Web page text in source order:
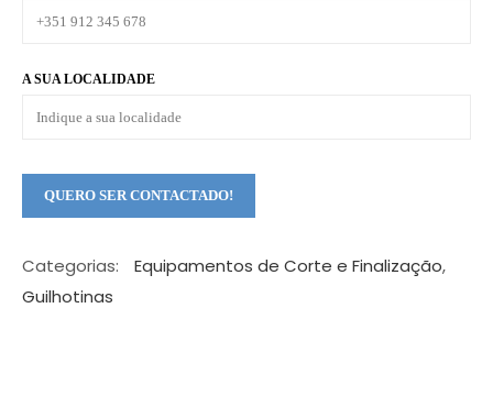
A SUA LOCALIDADE
Categorias: Equipamentos de Corte e Finalização,
Guilhotinas